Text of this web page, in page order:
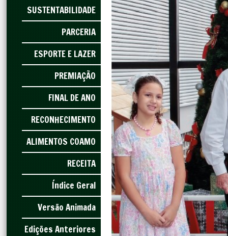
SUSTENTABILIDADE
PARCERIA
ESPORTE E LAZER
PREMIAÇÃO
FINAL DE ANO
RECONHECIMENTO
ALIMENTOS COAMO
RECEITA
Índice Geral
Versão Animada
Edições Anteriores